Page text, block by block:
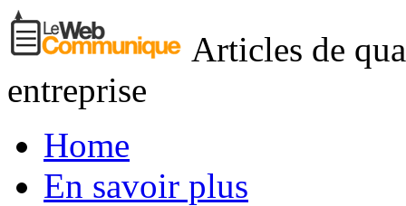
Articles de
entreprise
Home
En savoir plus